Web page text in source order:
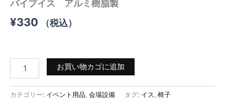
パイプイス アルミ樹脂製
¥330 （税込）
イ
お買い物カゴに追加
カテゴリー: イベント用品, 会場設備 タグ: イス , 椅子